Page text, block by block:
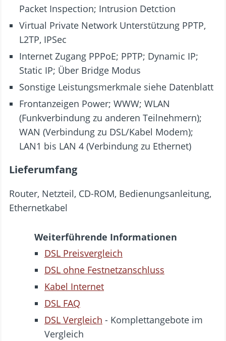
Packet Inspection; Intrusion Detction
Virtual Private Network Unterstützung PPTP,
L2TP, IPSec
Internet Zugang PPPoE; PPTP; Dynamic IP;
Static IP; Über Bridge Modus
Sonstige Leistungsmerkmale siehe Datenblatt
Frontanzeigen Power; WWW; WLAN
(Funkverbindung zu anderen Teilnehmern);
WAN (Verbindung zu DSL/Kabel Modem);
LAN1 bis LAN 4 (Verbindung zu Ethernet)
Lieferumfang
Router, Netzteil, CD-ROM, Bedienungsanleitung,
Ethernetkabel
Weiterführende Informationen
DSL Preisvergleich
DSL ohne Festnetzanschluss
Kabel Internet
DSL FAQ
DSL Vergleich - Komplettangebote im
Vergleich